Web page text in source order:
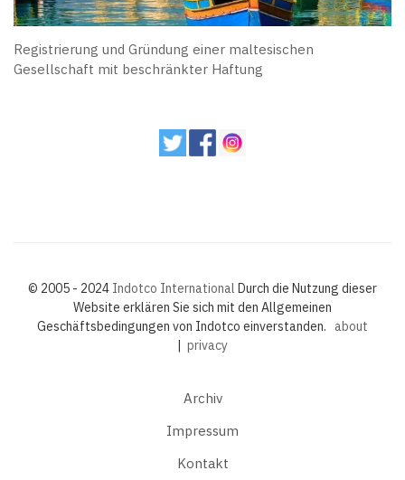
Registrierung und Gründung einer maltesischen
Gesellschaft mit beschränkter Haftung
© 2005 - 2024 Indotco International Durch die Nutzung dieser
Website erklären Sie sich mit den Allgemeinen
Geschäftsbedingungen von Indotco einverstanden. about
| privacy
Archiv
Impressum
Kontakt